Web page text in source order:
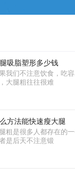
吸脂塑形多少钱
我们不注意饮食，吃
大腿粗往往很难
方法能快速瘦大腿
粗是很多人都存在的
是后天不注意锻